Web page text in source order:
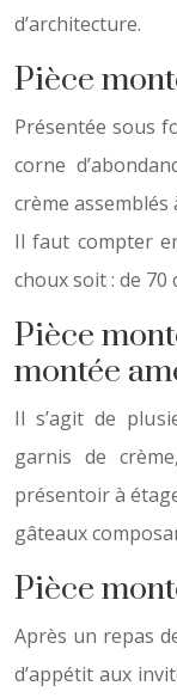
d’architecture.
Pièce
Présentée sous
corne
crème assemblés
Il faut compter
choux soit : de 70
Pièce
montée
Il s’agit de
garnis de
présentoir à
gâteaux
Pièce
Après un repas
d’appétit aux